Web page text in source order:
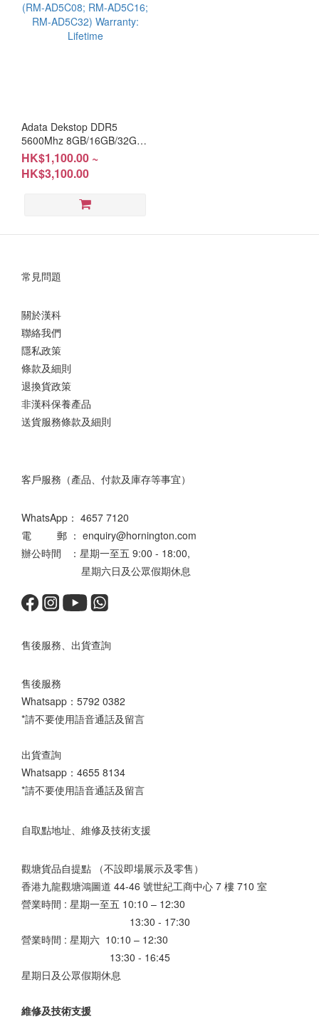
Adata Dekstop DDR5
5600Mhz 8GB/16GB/32GB
(RM-AD5C08; RM-AD5C16;
RM-AD5C32) Warranty:
Lifetime
HK$1,100.00 ~
HK$3,100.00
常見問題
關於漢科
聯絡我們
隱私政策
條款及細則
退換貨政策
非漢科保養產品
送貨服務條款及細則
客戶服務（產品、付款及庫存等事宜）
WhatsApp： 4657 7120
電 郵 ： enquiry@hornington.com
辦公時間 ：星期一至五 9:00 - 18:00,
星期六日及公眾假期休息
售後服務、出貨查詢
售後服務
Whatsapp： 5792 0382
*請不要使用語音通話及留言
出貨查詢
Whatsapp： 4655 8134
*請不要使用語音通話及留言
自取點地址、維修及技術支援
觀塘貨品自提點 （不設即場展示及零售）
香港九龍觀塘鴻圖道 44-46 號世紀工商中心 7 樓 710 室
營業時間 : 星期一至五 10:10 – 12:30
13:30 - 17:30
營業時間 : 星期六 10:10 – 12:30
13:30 - 16:45
星期日及公眾假期休息
維修及技術支援